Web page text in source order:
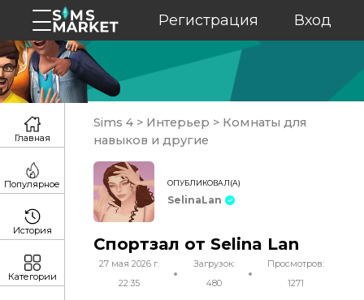
Регистрация Вход
Sims 4 > Интерьер > Комнаты для
навыков и другие
ОПУБЛИКОВАЛ(А)
SelinaLan
Спортзал от Selina Lan
27 мая 2026 г.
22:35
Загрузок:
480
Просмотров:
1271
Главная
Популярное
История
Категории